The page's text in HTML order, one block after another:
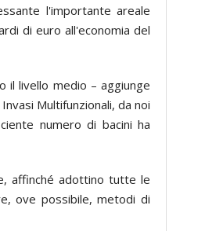
l'importante areale
di euro all'economia del
il livello medio – aggiunge
Multifunzionali, da noi
numero di bacini ha
affinché adottino tutte le
ove possibile, metodi di